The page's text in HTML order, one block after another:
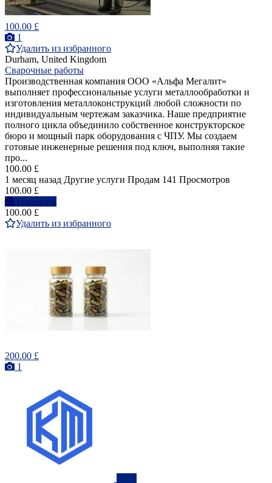
100.00 £
1
Удалить из избранного
Durham, United Kingdom
Сварочные работы
Производственная компания ООО «Альфа Мегалит»
выполняет профессиональные услуги металлообработки и
изготовления металлоконструкций любой сложности по
индивидуальным чертежам заказчика. Наше предприятие
полного цикла объединило собственное конструкторское
бюро и мощный парк оборудования с ЧПУ. Мы создаем
готовые инженерные решения под ключ, выполняя такие
про...
100.00 £
1 месяц назад Другие услуги Продам 141 Просмотров
100.00 £
Написать
100.00 £
Удалить из избранного
200.00 £
1